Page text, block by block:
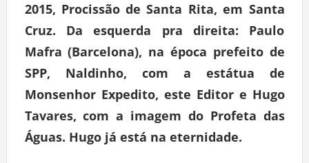
2015, Procissão de Santa Rita, em Santa
Cruz. Da esquerda pra direita: Paulo
Mafra (Barcelona), na época prefeito de
SPP, Naldinho, com a estátua de
Monsenhor Expedito, este Editor e Hugo
Tavares, com a imagem do Profeta das
Águas. Hugo já está na eternidade.